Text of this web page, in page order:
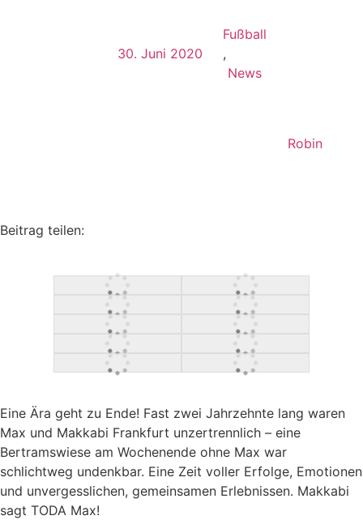
30. Juni 2020
Fußball
,
News
Robin
Beitrag teilen:
Eine Ära geht zu Ende! Fast zwei Jahrzehnte lang waren
Max und Makkabi Frankfurt unzertrennlich – eine
Bertramswiese am Wochenende ohne Max war
schlichtweg undenkbar. Eine Zeit voller Erfolge, Emotionen
und unvergesslichen, gemeinsamen Erlebnissen. Makkabi
sagt TODA Max!